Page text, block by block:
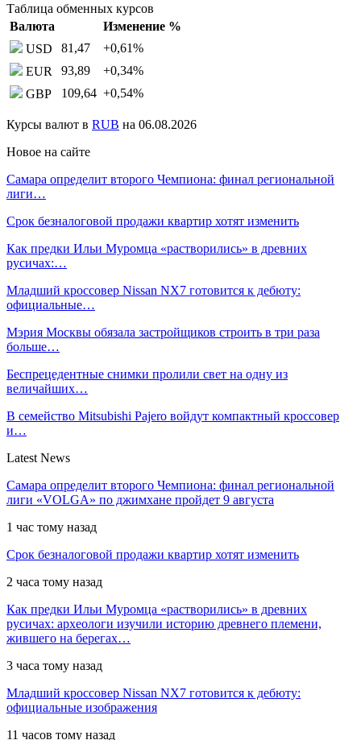
Таблица обменных курсов
Валюта
Изменение %
USD
81,47 +0,61%
EUR
93,89 +0,34%
GBP
109,64 +0,54%
Курсы валют в RUB на 06.08.2026
Новое на сайте
Самара определит второго Чемпиона: финал региональной
лиги…
Срок безналоговой продажи квартир хотят изменить
Как предки Ильи Муромца «растворились» в древних
русичах:…
Младший кроссовер Nissan NX7 готовится к дебюту:
официальные…
Мэрия Москвы обязала застройщиков строить в три раза
больше…
Беспрецедентные снимки пролили свет на одну из
величайших…
В семейство Mitsubishi Pajero войдут компактный кроссовер
и…
Latest News
Самара определит второго Чемпиона: финал региональной
лиги «VOLGA» по джимхане пройдет 9 августа
1 час тому назад
Срок безналоговой продажи квартир хотят изменить
2 часа тому назад
Как предки Ильи Муромца «растворились» в древних
русичах: археологи изучили историю древнего племени,
жившего на берегах…
3 часа тому назад
Младший кроссовер Nissan NX7 готовится к дебюту:
официальные изображения
11 часов тому назад